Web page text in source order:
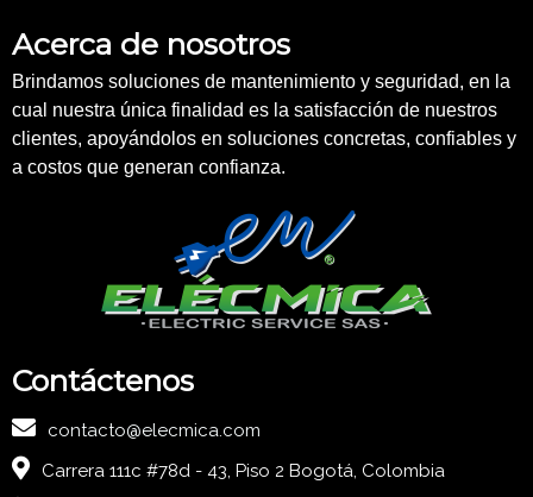
Acerca de nosotros
Brindamos soluciones de mantenimiento y seguridad, en la
cual nuestra única finalidad es la satisfacción de nuestros
clientes, apoyándolos en soluciones concretas, confiables y
a costos que generan confianza.
Contáctenos
contacto@elecmica.com
Carrera 111c #78d - 43, Piso 2 Bogotá, Colombia